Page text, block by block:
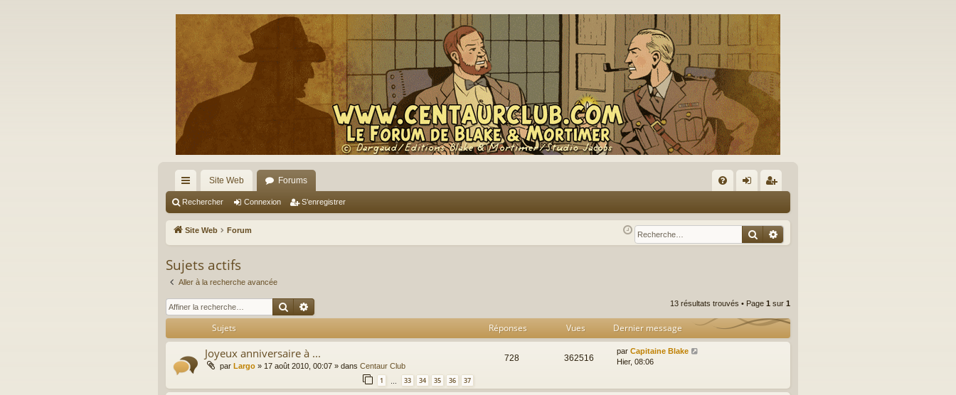
cc
ès
ra
pi
de
Site Web Forums
Q ne
xi
nr
eg
r
Rechercher Connexion S’enregistrer
Site Web Forum Rechercher
Recherche avancée
Sujets actifs
Aller à la recherche avancée
Rechercher 13 résultats trouvés • Page 1 sur 1
Sujets Réponses Vues Dernier message
Joyeux anniversaire à ...
par Largo » 17 août 2010, 00:07 » dans Centaur Club
1 33 34 35 36 37
728 362516
par Capitaine Blake
Hier, 08:06